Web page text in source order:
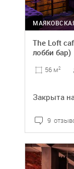
The Loft
лобби бар)
56 м2
Закрыта
9